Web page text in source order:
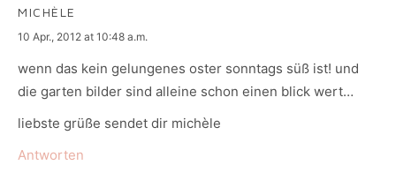
MICHÈLE
says:
10 Apr., 2012 at 10:48 a.m.
wenn das kein gelungenes oster sonntags süß ist! und
die garten bilder sind alleine schon einen blick wert…
liebste grüße sendet dir michèle
Antworten